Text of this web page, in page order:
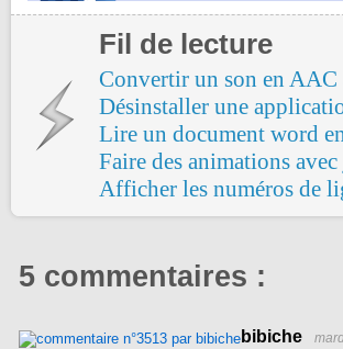
Fil de lecture
Convertir un son en
Désinstaller une
Lire un document word
Faire des animations
Afficher les numéros de
5 commentaires :
bibiche